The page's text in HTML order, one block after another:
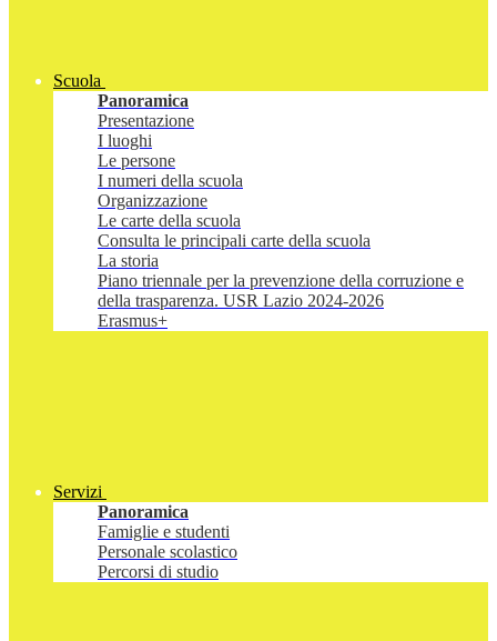
Scuola
Panoramica
Presentazione
I luoghi
Le persone
I numeri della scuola
Organizzazione
Le carte della scuola
Consulta le principali carte della scuola
La storia
Piano triennale per la prevenzione della corruzione e
della trasparenza. USR Lazio 2024-2026
Erasmus+
Servizi
Panoramica
Famiglie e studenti
Personale scolastico
Percorsi di studio